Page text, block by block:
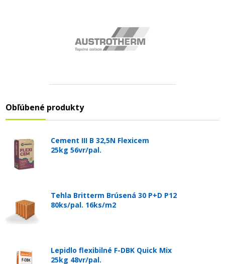
Obľúbené produkty
Cement III B 32,5N Flexicem
25kg 56vr/pal.
Tehla Britterm Brúsená 30 P+D P12
80ks/pal. 16ks/m2
Lepidlo flexibilné F-DBK Quick Mix
25kg 48vr/pal.